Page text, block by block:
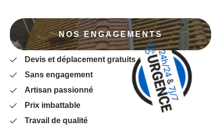
NOS ENGAGEMENTS
Devis et déplacement gratuits
Sans engagement
Artisan passionné
Prix imbattable
Travail de qualité